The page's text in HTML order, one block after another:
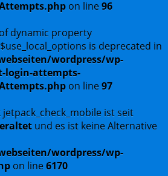
on line96
dynamic property
is deprecated in
wordpress/wp-
attempts-
on line97
jetpack_check_mobile ist seit
und es ist keine Alternative
wordpress/wp-
on line6170